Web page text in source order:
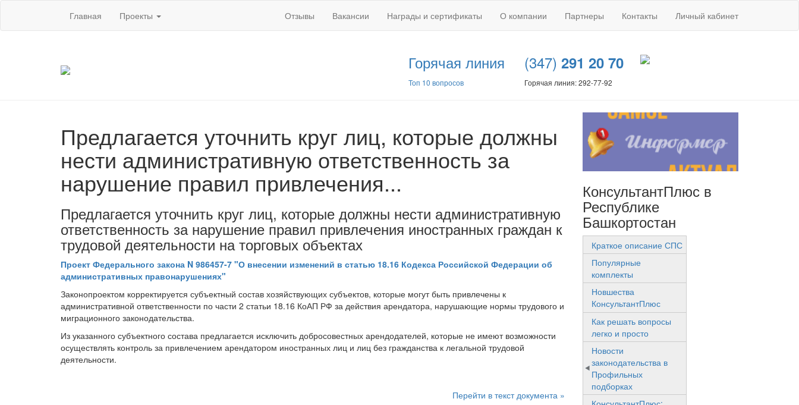
Главная Проекты Отзывы Вакансии Награды и сертификаты О компании Партнеры Контакты Личный кабинет
Горячая линия
Топ 10 вопросов
(347) 291 20 70
Горячая линия: 292-77-92
Предлагается уточнить круг лиц, которые должны
нести административную ответственность за
нарушение правил привлечения...
Предлагается уточнить круг лиц, которые должны нести административную
ответственность за нарушение правил привлечения иностранных граждан к
трудовой деятельности на торговых объектах
Проект Федерального закона N 986457-7 "О внесении изменений в статью 18.16 Кодекса Российской Федерации об
административных правонарушениях"
Законопроектом корректируется субъектный состав хозяйствующих субъектов, которые могут быть привлечены к
административной ответственности по части 2 статьи 18.16 КоАП РФ за действия арендатора, нарушающие нормы трудового и
миграционного законодательства.
Из указанного субъектного состава предлагается исключить добросовестных арендодателей, которые не имеют возможности
осуществлять контроль за привлечением арендатором иностранных лиц и лиц без гражданства к легальной трудовой
деятельности.
Перейти в текст документа »
КонсультантПлюс в
Республике
Башкортостан
Краткое описание СПС
Популярные
комплекты
Новшества
КонсультантПлюс
Как решать вопросы
легко и просто
Новости
законодательства в
Профильных
подборках